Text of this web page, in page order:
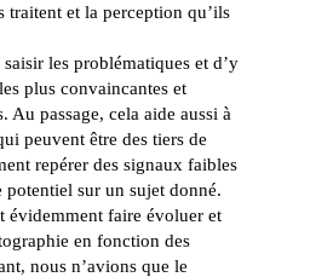
traitent et la perception qu’ils
les problématiques et d’y
plus convaincantes et
Au passage, cela aide aussi à
peuvent être des tiers de
repérer des signaux faibles
potentiel sur un sujet donné.
faire évoluer et
en fonction des
nous n’avions que le